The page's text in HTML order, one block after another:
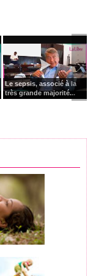
Le sepsis, associé à la
très grande majorité...